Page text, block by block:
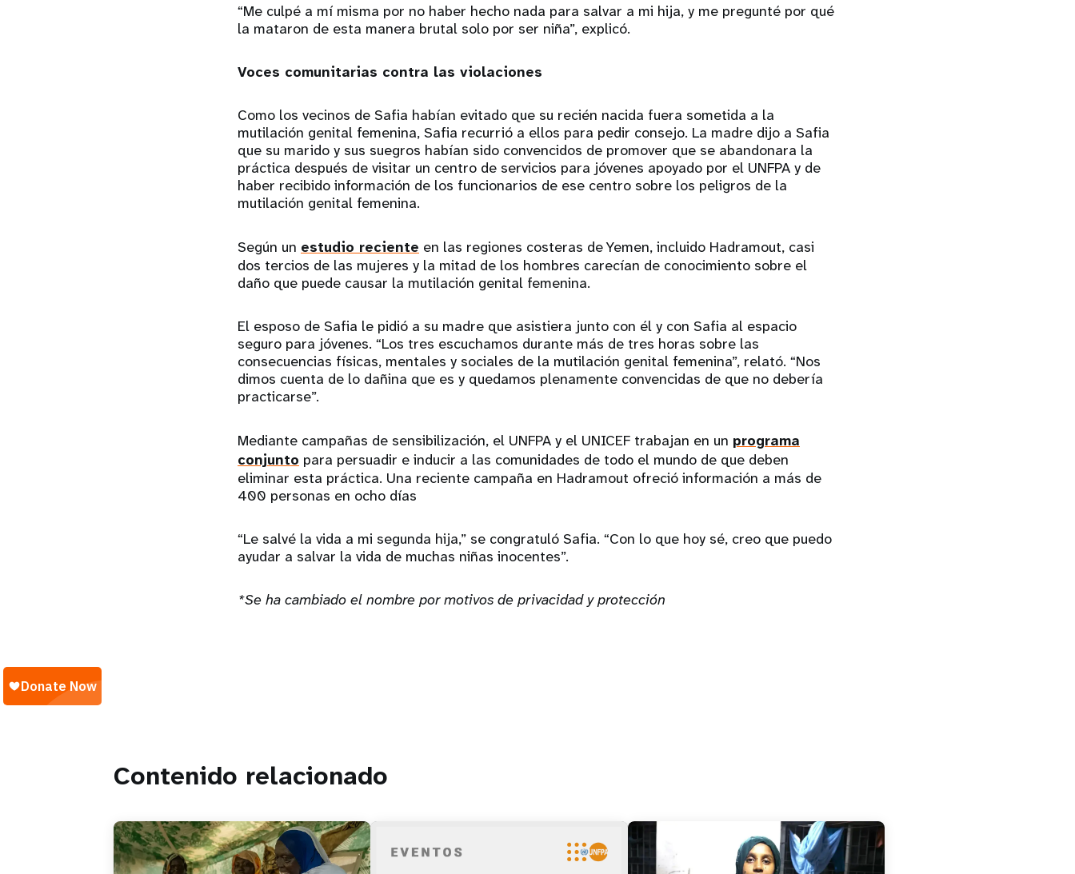
“Me culpé a mí misma por no haber hecho nada para salvar a mi hija, y me pregunté por qué
la mataron de esta manera brutal solo por ser niña”, explicó.
Voces comunitarias contra las violaciones
Como los vecinos de Safia habían evitado que su recién nacida fuera sometida a la
mutilación genital femenina, Safia recurrió a ellos para pedir consejo. La madre dijo a Safia
que su marido y sus suegros habían sido convencidos de promover que se abandonara la
práctica después de visitar un centro de servicios para jóvenes apoyado por el UNFPA y de
haber recibido información de los funcionarios de ese centro sobre los peligros de la
mutilación genital femenina.
Según un estudio reciente en las regiones costeras de Yemen, incluido Hadramout, casi
dos tercios de las mujeres y la mitad de los hombres carecían de conocimiento sobre el
daño que puede causar la mutilación genital femenina.
El esposo de Safia le pidió a su madre que asistiera junto con él y con Safia al espacio
seguro para jóvenes. “Los tres escuchamos durante más de tres horas sobre las
consecuencias físicas, mentales y sociales de la mutilación genital femenina”, relató. “Nos
dimos cuenta de lo dañina que es y quedamos plenamente convencidas de que no debería
practicarse”.
Mediante campañas de sensibilización, el UNFPA y el UNICEF trabajan en un programa
conjunto para persuadir e inducir a las comunidades de todo el mundo de que deben
eliminar esta práctica. Una reciente campaña en Hadramout ofreció información a más de
400 personas en ocho días
“Le salvé la vida a mi segunda hija,” se congratuló Safia. “Con lo que hoy sé, creo que puedo
ayudar a salvar la vida de muchas niñas inocentes”.
*Se ha cambiado el nombre por motivos de privacidad y protección
Contenido relacionado